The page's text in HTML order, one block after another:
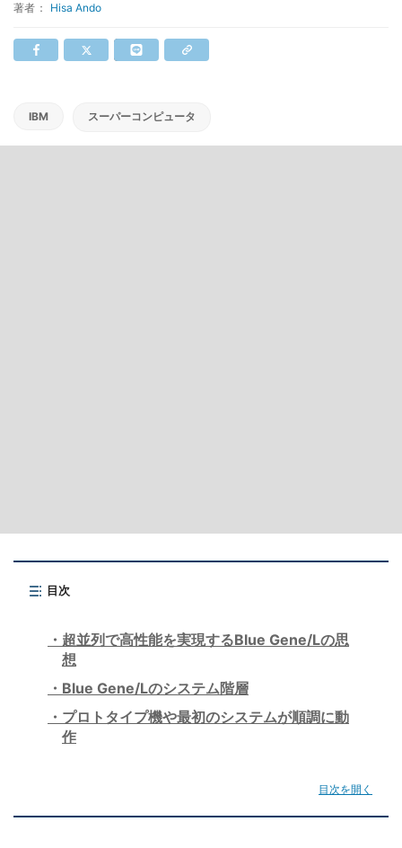
著者： Hisa Ando
IBM スーパーコンピュータ
目次
超並列で高性能を実現するBlue Gene/Lの思
想
Blue Gene/Lのシステム階層
プロトタイプ機や最初のシステムが順調に動
作
目次を開く